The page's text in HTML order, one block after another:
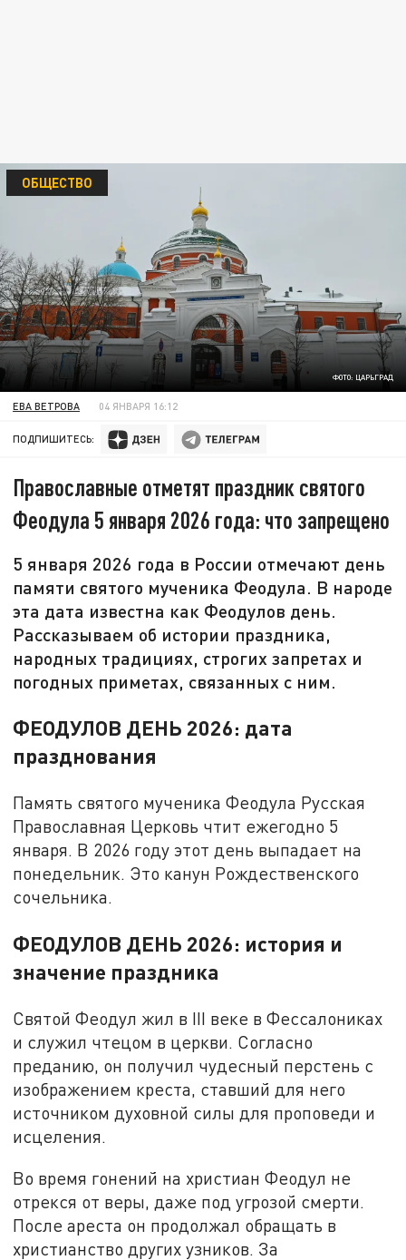
ФОТО: ЦАРЬГРАД
ОБЩЕСТВО
ЕВА ВЕТРОВА 04 ЯНВАРЯ 16:12
ПОДПИШИТЕСЬ:
Православные отметят праздник святого
Феодула 5 января 2026 года: что запрещено
5 января 2026 года в России отмечают день
памяти святого мученика Феодула. В народе
эта дата известна как Феодулов день.
Рассказываем об истории праздника,
народных традициях, строгих запретах и
погодных приметах, связанных с ним.
ФЕОДУЛОВ ДЕНЬ 2026: дата
празднования
Память святого мученика Феодула Русская
Православная Церковь чтит ежегодно 5
января. В 2026 году этот день выпадает на
понедельник. Это канун Рождественского
сочельника.
ФЕОДУЛОВ ДЕНЬ 2026: история и
значение праздника
Святой Феодул жил в III веке в Фессалониках
и служил чтецом в церкви. Согласно
преданию, он получил чудесный перстень с
изображением креста, ставший для него
источником духовной силы для проповеди и
исцеления.
Во время гонений на христиан Феодул не
отрекся от веры, даже под угрозой смерти.
После ареста он продолжал обращать в
христианство других узников. За